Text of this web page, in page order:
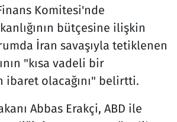
Komitesi'nde
bütçesine ilişkin
İran savaşıyla tetiklenen
"kısa vadeli bir
ibaret olacağını" belirtti.
Abbas Erakçi, ABD ile